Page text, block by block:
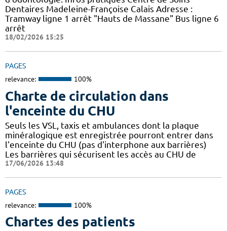
Dentaires Madeleine-Françoise Calais Adresse :
Tramway ligne 1 arrêt "Hauts de Massane" Bus ligne 6
arrêt
18/02/2026 15:25
PAGES
relevance: 100%
Charte de circulation dans
l'enceinte du CHU
Seuls les VSL, taxis et ambulances dont la plaque
minéralogique est enregistrée pourront entrer dans
l'enceinte du CHU (pas d'interphone aux barrières)
Les barrières qui sécurisent les accès au CHU de
17/06/2026 13:48
PAGES
relevance: 100%
Chartes des patients